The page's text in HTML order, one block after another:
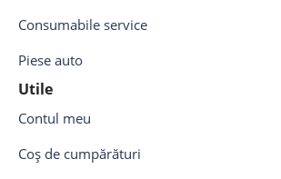
Consumabile service
Piese auto
Utile
Contul meu
Coș de cumpărături